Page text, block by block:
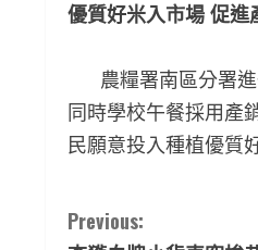
優質好米入市場 促進
農糧署南區分署進
同時學校午餐採用產
民願意投入種植優質
C
Previous: